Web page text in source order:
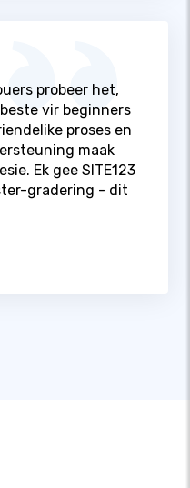
probeer het,
vir beginners
proses en
maak
Ek gee SITE123
gradering - dit